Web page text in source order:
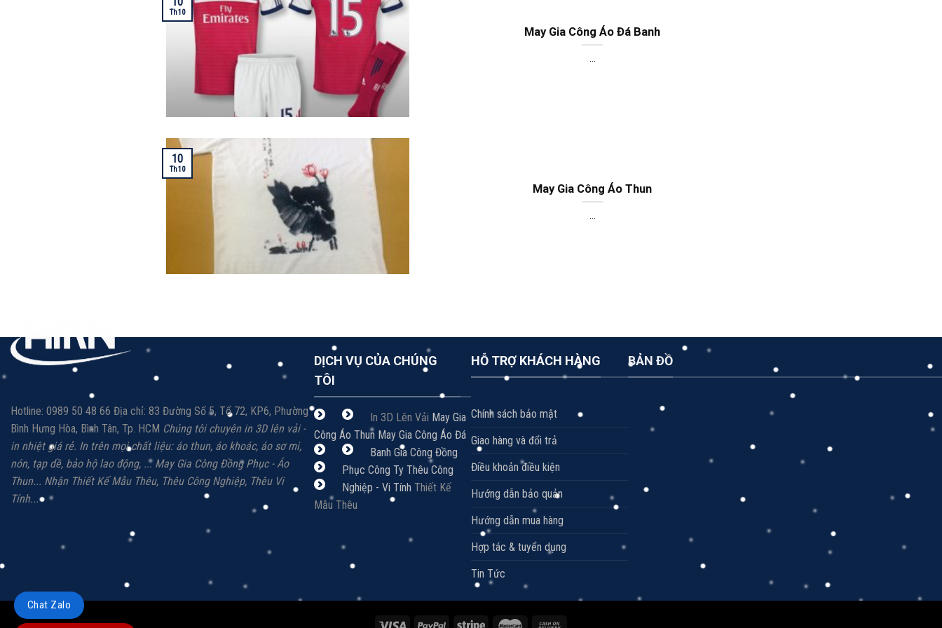
May Gia Công Áo Đá Banh
...
Th10
May Gia Công Áo Thun
...
10
Th10
Hotline: 0989 50 48 66 Địa chỉ: 83 Đường Số 5, Tổ 72, KP6, Phường
Bình Hưng Hòa, Bình Tân, Tp. HCM Chúng tôi chuyên in 3D lên vải -
in nhiệt giá rẻ. In trên mọi chất liệu: áo thun, áo khoác, áo sơ mi,
nón, tạp dề, bảo hộ lao động, ... May Gia Công Đồng Phục - Áo
Thun... Nhận Thiết Kế Mẫu Thêu, Thêu Công Nghiệp, Thêu Vi
Tính...
DỊCH VỤ CỦA CHÚNG
TÔI
In 3D Lên Vải May Gia
Công Áo Thun May Gia Công Áo Đá
Banh Gia Công Đồng
Phục Công Ty Thêu Công
Nghiệp - Vi Tính Thiết Kế
Mẫu Thêu
HỖ TRỢ KHÁCH HÀNG
Chính sách bảo mật
Giao hàng và đổi trả
Điều khoản điều kiện
Hướng dẫn bảo quản
Hướng dẫn mua hàng
Hợp tác & tuyển dụng
Tin Tức
BẢN ĐỒ
Chat Zalo